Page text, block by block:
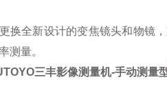
换全新设计的变焦镜头和物镜
测量。
三丰影像测量机-手动测量